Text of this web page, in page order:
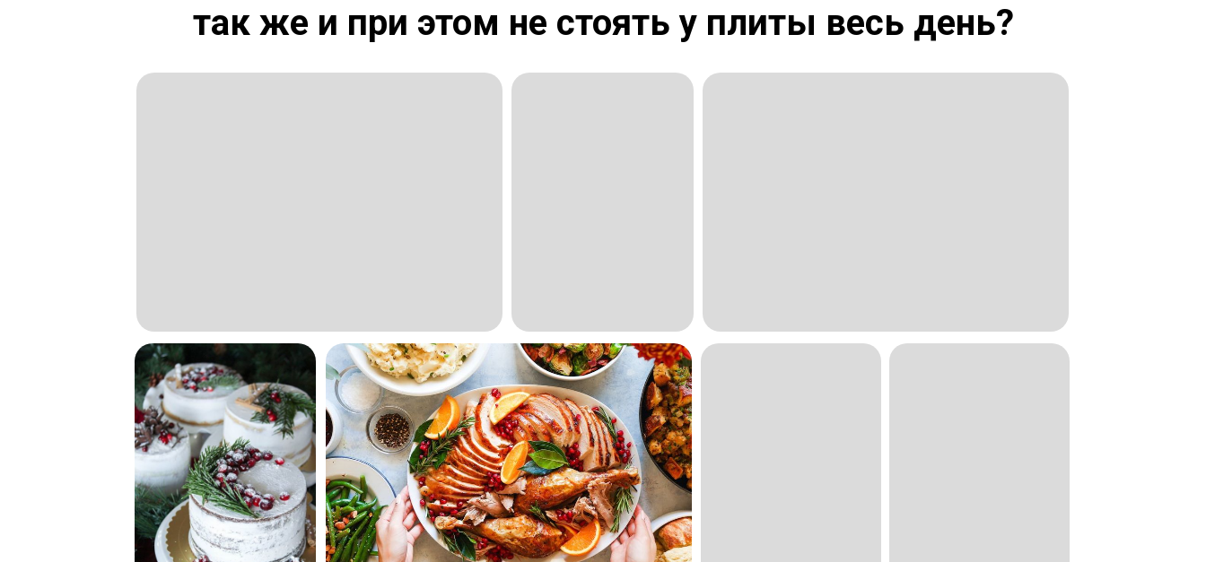
так же и при этом не стоять у плиты весь день?